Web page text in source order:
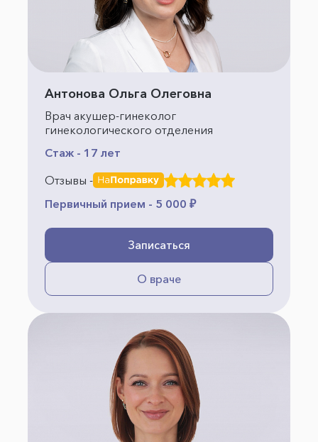
Антонова Ольга Олеговна
Врач акушер-гинеколог
гинекологического отделения
Стаж - 17 лет
Отзывы -
Первичный прием - 5 000 ₽
Записаться
О враче